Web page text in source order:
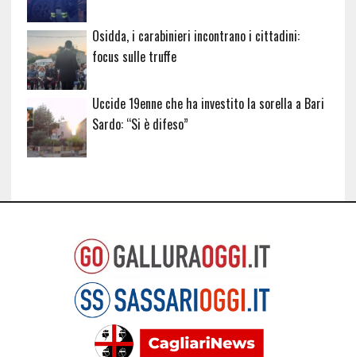
Osidda, i carabinieri incontrano i cittadini:
focus sulle truffe
Uccide 19enne che ha investito la sorella a Bari
Sardo: “Si è difeso”